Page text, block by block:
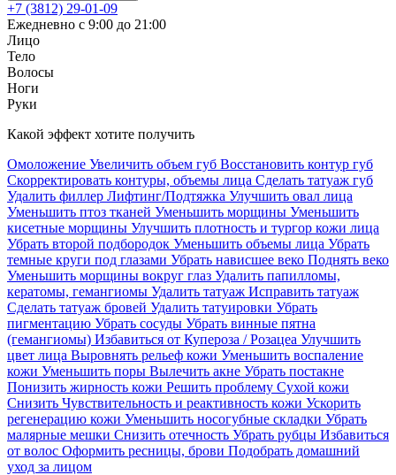
+7 (3812) 29-01-09
Ежедневно с 9:00 до 21:00
Лицо
Тело
Волосы
Ноги
Руки
Какой эффект хотите получить
Омоложение Увеличить объем губ Восстановить контур губ
Скорректировать контуры, объемы лица Сделать татуаж губ
Удалить филлер Лифтинг/Подтяжка Улучшить овал лица
Уменьшить птоз тканей Уменьшить морщины Уменьшить
кисетные морщины Улучшить плотность и тургор кожи лица
Убрать второй подбородок Уменьшить объемы лица Убрать
темные круги под глазами Убрать нависшее веко Поднять веко
Уменьшить морщины вокруг глаз Удалить папилломы,
кератомы, гемангиомы Удалить татуаж Исправить татуаж
Сделать татуаж бровей Удалить татуировки Убрать
пигментацию Убрать сосуды Убрать винные пятна
(гемангиомы) Избавиться от Купероза / Розацеа Улучшить
цвет лица Выровнять рельеф кожи Уменьшить воспаление
кожи Уменьшить поры Вылечить акне Убрать постакне
Понизить жирность кожи Решить проблему Сухой кожи
Cнизить Чувствительность и реактивность кожи Ускорить
регенерацию кожи Уменьшить носогубные складки Убрать
малярные мешки Снизить отечность Убрать рубцы Избавиться
от волос Оформить ресницы, брови Подобрать домашний
уход за лицом